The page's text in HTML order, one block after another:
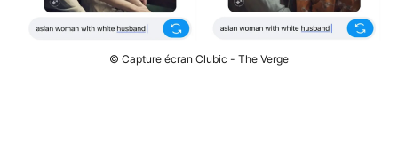
© Capture écran Clubic - The Verge